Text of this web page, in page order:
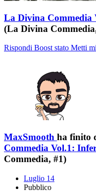
La Divina Commedia
(La Divina
Rispondi Boost stato Metti
MaxSmooth ha finito
Commedia Vol.1:
Commedia, #1)
Luglio 14
Pubblico